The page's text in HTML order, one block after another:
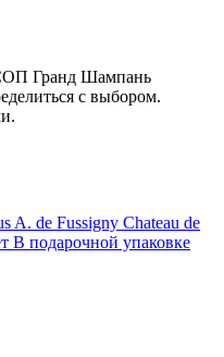
Гранд Шампань
с выбором.
A. de Fussigny Chateau de
В подарочной упаковке